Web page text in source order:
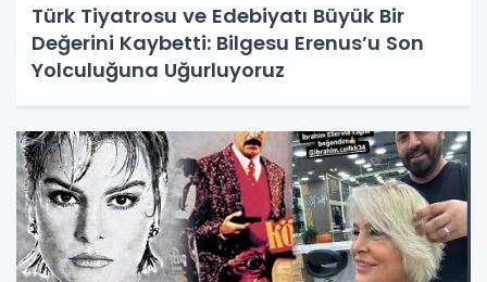
Türk Tiyatrosu ve Edebiyatı Büyük Bir
Değerini Kaybetti: Bilgesu Erenus’u Son
Yolculuğuna Uğurluyoruz